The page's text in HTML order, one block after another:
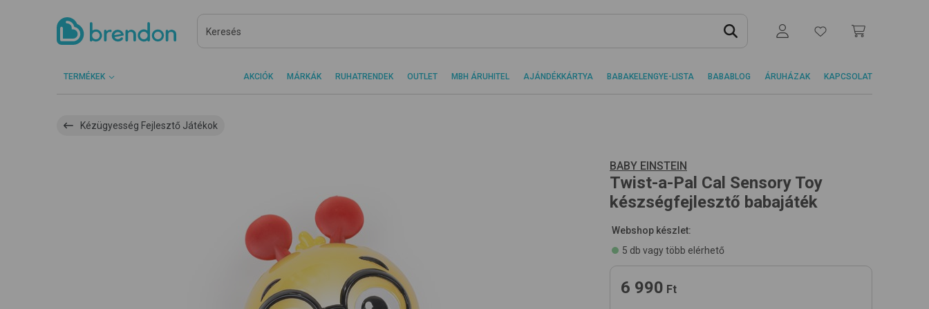
TERMÉKEK AKCIÓK MÁRKÁK RUHATRENDEK OUTLET MBH ÁRUHITEL AJÁNDÉKKÁRTYA BABAKELENGYE-LISTA BABABLOG ÁRUHÁZAK KAPCSOLAT
Kézügyesség Fejlesztő Játékok
BABY EINSTEIN
Twist-a-Pal Cal Sensory Toy
készségfejlesztő babajáték
Webshop készlet:
5 db vagy több elérhető
6 990 Ft